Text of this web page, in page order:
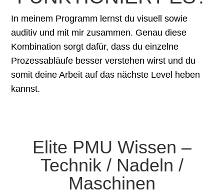
In meinem Programm lernst du visuell sowie
auditiv und mit mir zusammen. Genau diese
Kombination sorgt dafür, dass du einzelne
Prozessabläufe besser verstehen wirst und du
somit deine Arbeit auf das nächste Level heben
kannst.
Elite PMU Wissen –
Technik / Nadeln /
Maschinen